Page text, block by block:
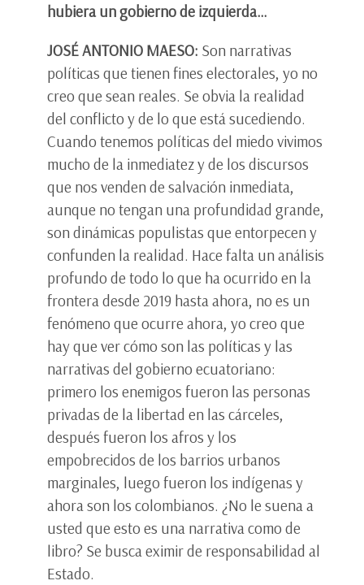
hubiera un gobierno de izquierda…
JOSÉ ANTONIO MAESO: Son narrativas
políticas que tienen fines electorales, yo no
creo que sean reales. Se obvia la realidad
del conflicto y de lo que está sucediendo.
Cuando tenemos políticas del miedo vivimos
mucho de la inmediatez y de los discursos
que nos venden de salvación inmediata,
aunque no tengan una profundidad grande,
son dinámicas populistas que entorpecen y
confunden la realidad. Hace falta un análisis
profundo de todo lo que ha ocurrido en la
frontera desde 2019 hasta ahora, no es un
fenómeno que ocurre ahora, yo creo que
hay que ver cómo son las políticas y las
narrativas del gobierno ecuatoriano:
primero los enemigos fueron las personas
privadas de la libertad en las cárceles,
después fueron los afros y los
empobrecidos de los barrios urbanos
marginales, luego fueron los indígenas y
ahora son los colombianos. ¿No le suena a
usted que esto es una narrativa como de
libro? Se busca eximir de responsabilidad al
Estado.